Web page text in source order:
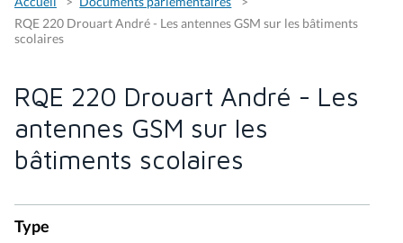
RQE 220 Drouart André - Les antennes GSM sur les bâtiments
scolaires
RQE 220 Drouart André - Les
antennes GSM sur les
bâtiments scolaires
Type